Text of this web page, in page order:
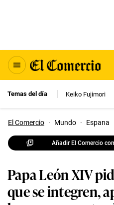
Temas del día Keiko Fujimori
El Comercio · Mundo · Espana
Añadir El Comercio
Papa León XIV
que se integren,